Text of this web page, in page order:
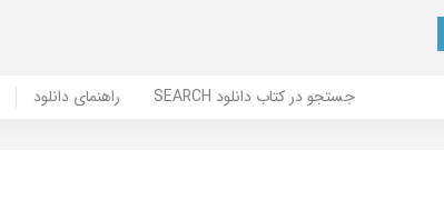
راهنمای دانلود SEARCH جستجو در کتاب دانلود